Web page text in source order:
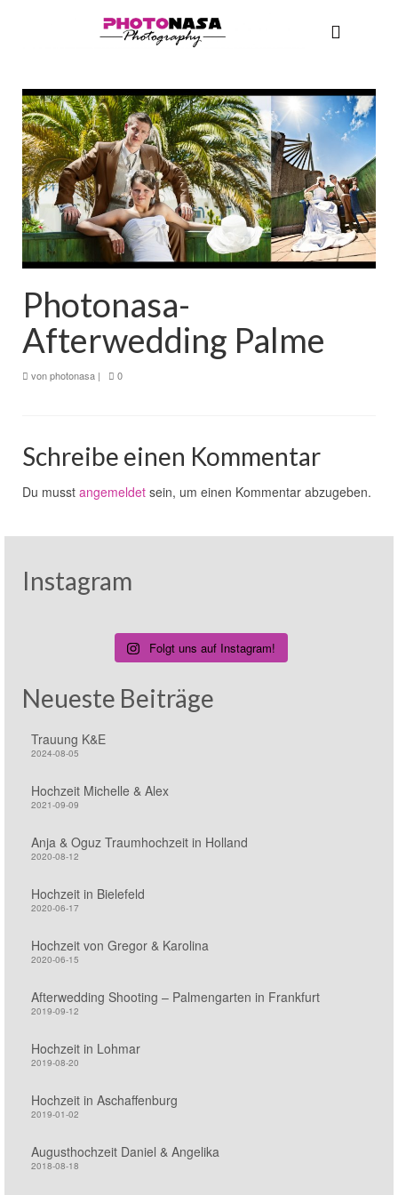
Photonasa-
Afterwedding Palme
vonphotonasa | 0
Schreibe einen Kommentar
Du musst angemeldet sein, um einen Kommentar abzugeben.
Instagram
Folgt uns auf Instagram!
Neueste Beiträge
Trauung K&E
2024-08-05
Hochzeit Michelle & Alex
2021-09-09
Anja & Oguz Traumhochzeit in Holland
2020-08-12
Hochzeit in Bielefeld
2020-06-17
Hochzeit von Gregor & Karolina
2020-06-15
Afterwedding Shooting – Palmengarten in Frankfurt
2019-09-12
Hochzeit in Lohmar
2019-08-20
Hochzeit in Aschaffenburg
2019-01-02
Augusthochzeit Daniel & Angelika
2018-08-18